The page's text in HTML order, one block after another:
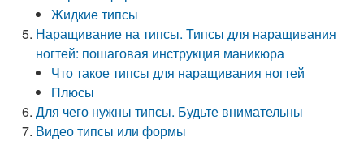
Жидкие типсы
Наращивание на типсы. Типсы для наращивания
ногтей: пошаговая инструкция маникюра
Что такое типсы для наращивания ногтей
Плюсы
Для чего нужны типсы. Будьте внимательны
Видео типсы или формы